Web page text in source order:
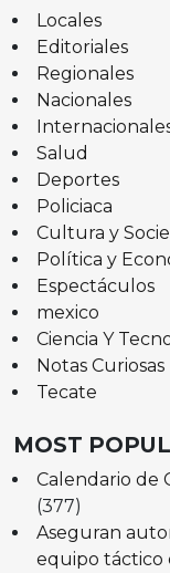
Locales
Editoriales
Regionales
Nacionales
Salud
Deportes
Policiaca
Cultura y
Política y
Espectáculos
mexico
Ciencia Y
Notas Curiosas
Tecate
MOST
Calendario de
(377)
Aseguran
equipo táctico